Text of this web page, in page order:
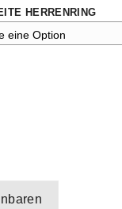
HERRENRING